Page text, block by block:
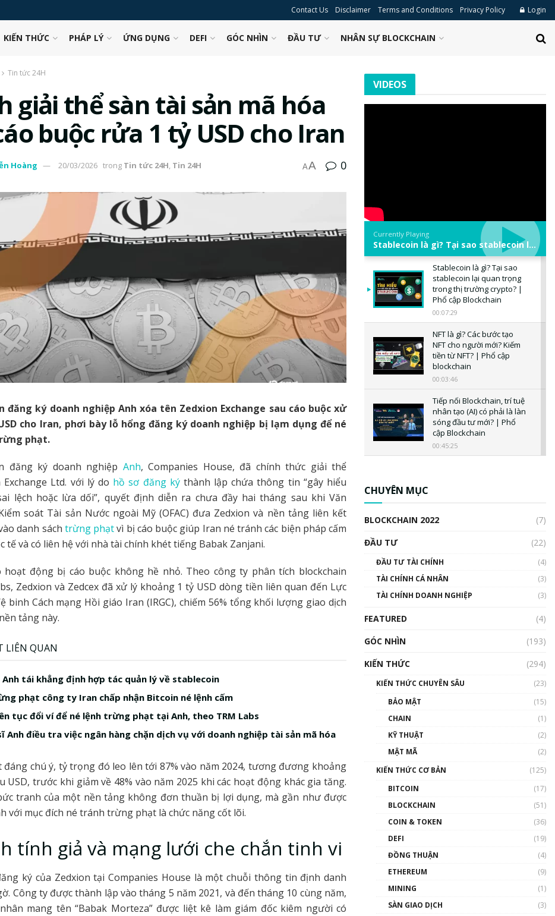
Contact Us Disclaimer Terms and Conditions Privacy Policy Login
KIẾN THỨC PHÁP LÝ ỨNG DỤNG DEFI GÓC NHÌN ĐẦU TƯ NHÂN SỰ BLOCKCHAIN
Tin tức 24H
giải thể sàn tài sản mã hóa
buộc rửa 1 tỷ USD cho Iran
Hoàng 20/03/2026 trong Tin tức 24H, Tin 24H AA 0
đăng ký doanh nghiệp Anh xóa tên Zedxion Exchange sau cáo buộc xử
cho Iran, phơi bày lỗ hổng đăng ký doanh nghiệp bị lạm dụng để né
phạt.
đăng ký doanh nghiệp Anh, Companies House, đã chính thức giải thể
Exchange Ltd. với lý do hồ sơ đăng kýthành lập chứa thông tin “gây hiểu
lệch hoặc lừa dối”, quyết định diễn ra chưa đầy hai tháng sau khi Văn
soát Tài sản Nước ngoài Mỹ (OFAC) đưa Zedxion và nền tảng liên kết
danh sách trừng phạtvì bị cáo buộc giúp Iran né tránh các biện pháp cấm
tế và có liên hệ với nhà tài chính khét tiếng Babak Zanjani.
hoạt động bị cáo buộc không hề nhỏ. Theo công ty phân tích blockchain
Zedxion và Zedcex đã xử lý khoảng 1 tỷ USD dòng tiền liên quan đến Lực
binh Cách mạng Hồi giáo Iran (IRGC), chiếm 56% tổng khối lượng giao dịch
tảng này.
LIÊN QUAN
Anh tái khẳng định hợp tác quản lý về stablecoin
phạt công ty Iran chấp nhận Bitcoin né lệnh cấm
tục đổi ví để né lệnh trừng phạt tại Anh, theo TRM Labs
Anh điều tra việc ngân hàng chặn dịch vụ với doanh nghiệp tài sản mã hóa
đáng chú ý, tỷ trọng đó leo lên tới 87% vào năm 2024, tương đương khoảng
USD, trước khi giảm về 48% vào năm 2025 khi các hoạt động khác gia tăng.
tranh của một nền tảng không đơn thuần bị lợi dụng, mà gần như được
với mục đích né tránh trừng phạt là chức năng cốt lõi.
tính giả và mạng lưới che chắn tinh vi
ký của Zedxion tại Companies House là một chuỗi thông tin định danh
Công ty được thành lập vào tháng 5 năm 2021, và đến tháng 10 cùng năm,
mang tên “Babak Morteza” được liệt kê làm giám đốc kiêm người có
VIDEOS
Currently Playing
Stablecoin là gì? Tại sao stablecoin lại quan trọng trong thị trường crypto? | Phổ cập Blockchain
Stablecoin là gì? Tại sao
stablecoin lại quan trọng
trong thị trường crypto? |
Phổ cập Blockchain
00:07:29
NFT là gì? Các bước tạo
NFT cho người mới? Kiếm
tiền từ NFT? | Phổ cập
blockchain
00:03:46
Tiếp nối Blockchain, trí tuệ
nhân tạo (AI) có phải là làn
sóng đầu tư mới? | Phổ
cập Blockchain
00:45:25
uptrend trong năm 2023? |
Phổ cập Blockchain
00:02:14
Nhìn lại năm 2022: Những
nhân vật ảnh hưởng nhất
hệ sinh thái tiền mã hoá |
Blockchain
Nhân sự tương lại ngành
Blockchain Việt Nam | Phổ
cập Blockchain
Blockchain đang được ứng
CHUYÊN MỤC
BLOCKCHAIN 2022
(7)
ĐẦU TƯ
(22)
ĐẦU TƯ TÀI CHÍNH
(4)
TÀI CHÍNH CÁ NHÂN
(3)
TÀI CHÍNH DOANH NGHIỆP
(3)
FEATURED
(4)
GÓC NHÌN
(193)
KIẾN THỨC
(294)
KIẾN THỨC CHUYÊN SÂU
(23)
BẢO MẬT
(15)
CHAIN
(1)
KỸ THUẬT
(2)
MẬT MÃ
(2)
KIẾN THỨC CƠ BẢN
(125)
BITCOIN
(17)
BLOCKCHAIN
(51)
COIN & TOKEN
(36)
DEFI
(19)
ĐỒNG THUẬN
(4)
ETHEREUM
(9)
MINING
(1)
SÀN GIAO DỊCH
(3)